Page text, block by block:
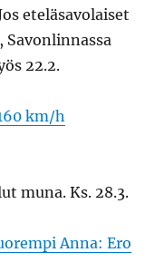
eteläsavolaiset
Savonlinnassa
22.2.
km/h
muna. Ks. 28.3.
Anna: Ero